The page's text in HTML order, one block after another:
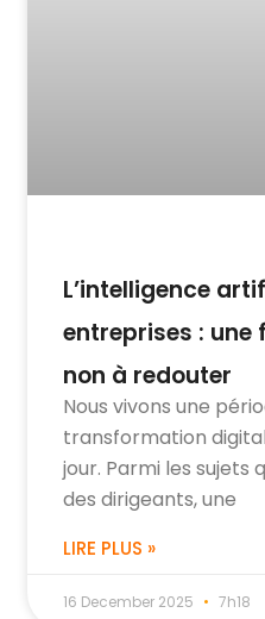
L’intelligence
entreprises :
non à redouter
Nous vivons une
transformation
jour. Parmi les sujets
des dirigeants, une
LIRE PLUS »
16 December 2025 7h18